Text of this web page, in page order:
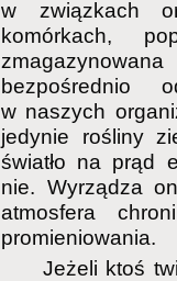
w związkach
komórkach,
bezpośrednio
w naszych
jedynie rośliny
światło na prąd
nie. Wyrządza
atmosfera
promieniowania.
Jeżeli ktoś